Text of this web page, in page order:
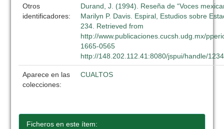
Otros
identificadores:
Durand, J. (1994). Reseña de “Voces
Marilyn P. Davis. Espiral, Estudios sobre
234. Retrieved from
http://www.publicaciones.cucsh.udg.mx/
1665-0565
http://148.202.112.41:8080/jspui/handle/
Aparece en las
colecciones:
CUALTOS
Ficheros en este ítem: